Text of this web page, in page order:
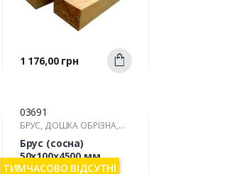
Швидкий
перегляд
Ціна
1 176,00 грн Купити
03691
БРУС, ДОШКА ОБРІЗНА,
РЕЙКА
Брус (сосна)
50х100х4500 мм
ТИМЧАСОВО ВІДСУТНІ